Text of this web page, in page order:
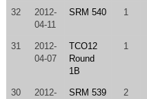
32
2012-
04-11
SRM 540 1
31
2012-
04-07
TCO12
Round
1B
1
30
2012-
SRM 539 2